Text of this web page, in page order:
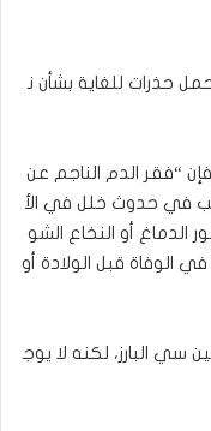
حذرات للغاية بشأن ن
“فقر الدم الناجم عن
في حدوث خلل في الأ
الدماغ أو النخاع الشو
قبل الولادة أو
سي البارز، لكنه لا يوج